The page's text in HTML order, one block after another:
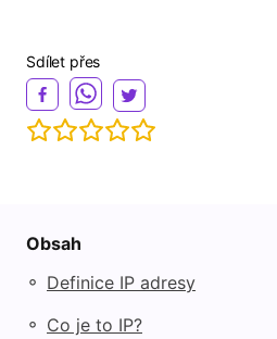
Sdílet přes
Obsah
◦ Definice IP adresy
◦ Co je to IP?